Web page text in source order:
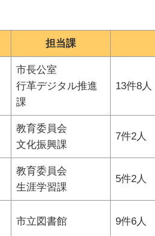
担当課
市長公室
行革デジタル推進
課
13件8人
教育委員会
文化振興課
7件2人
教育委員会
生涯学習課
5件2人
市立図書館 9件6人